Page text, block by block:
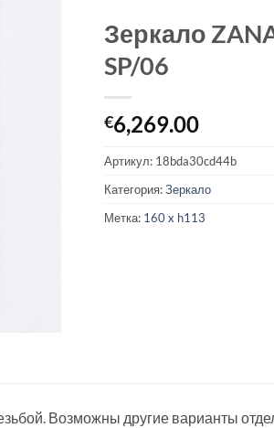
Зеркало
SP/06
€6,269.00
Артикул: 18bda30cd44b
Категория:Зеркало
Метка: 160 x h113
Возможны другие варианты